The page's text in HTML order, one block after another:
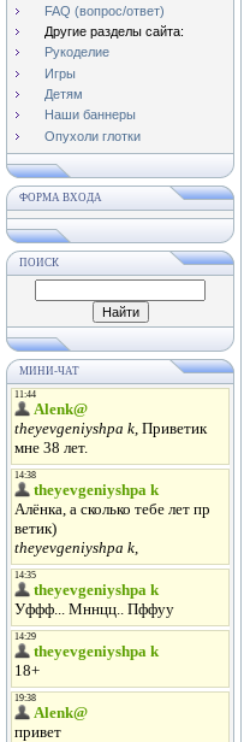
FAQ (вопрос/ответ)
Другие разделы сайта:
Рукоделие
Игры
Детям
Наши баннеры
Опухоли глотки
ФОРМА ВХОДА
ПОИСК
МИНИ-ЧАТ